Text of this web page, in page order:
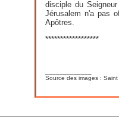
disciple du
Jérusalem n'a pas
Apôtres.
******************
Source des images :